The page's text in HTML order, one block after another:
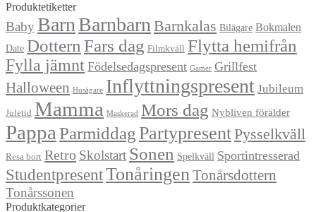
Produktetiketter
Baby Barn Barnbarn Barnkalas Bilägare Bokmalen
Date Dottern Fars dag Filmkväll Flytta hemifrån
Fylla jämnt Födelsedagspresent Gamer Grillfest
Halloween Husägare Inflyttningspresent Jubileum
Juletid Mamma Maskerad Mors dag Nybliven förälder
Pappa ParmiddagPartypresentPysselkväll
Resa bort Retro Skolstart Sonen Spelkväll Sportintresserad
StudentpresentTonåringenTonårsdottern
Tonårssonen
Produktkategorier